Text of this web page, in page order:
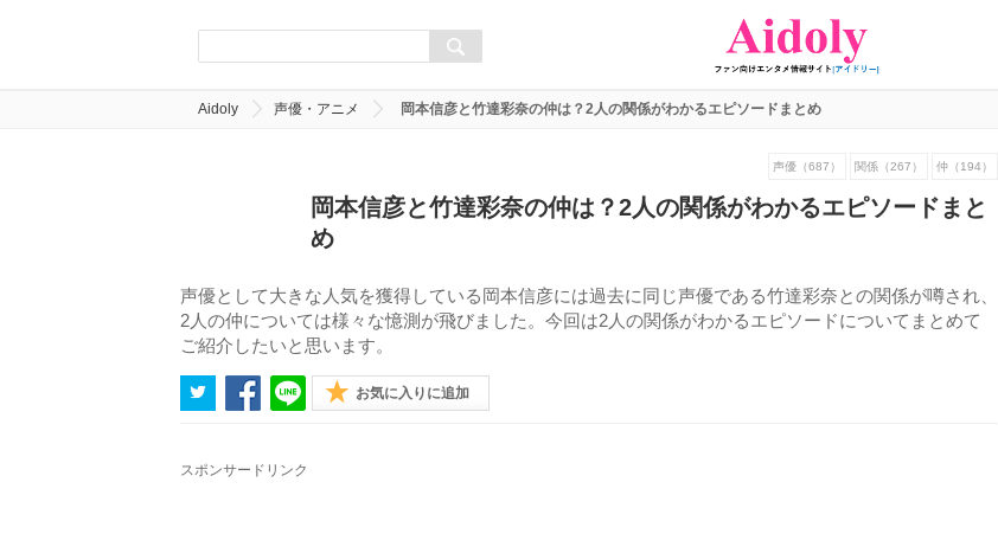
Aidoly 声優・アニメ 岡本信彦と竹達彩奈の仲は？2人の関係がわかるエピソードまとめ
声優（687） 関係（267） 仲（194）
岡本信彦と竹達彩奈の仲は？2人の関係がわかるエピソードまと
め
声優として大きな人気を獲得している岡本信彦には過去に同じ声優である竹達彩奈との関係が噂され、
2人の仲については様々な憶測が飛びました。今回は2人の関係がわかるエピソードについてまとめて
ご紹介したいと思います。
お気に入りに追加
スポンサードリンク